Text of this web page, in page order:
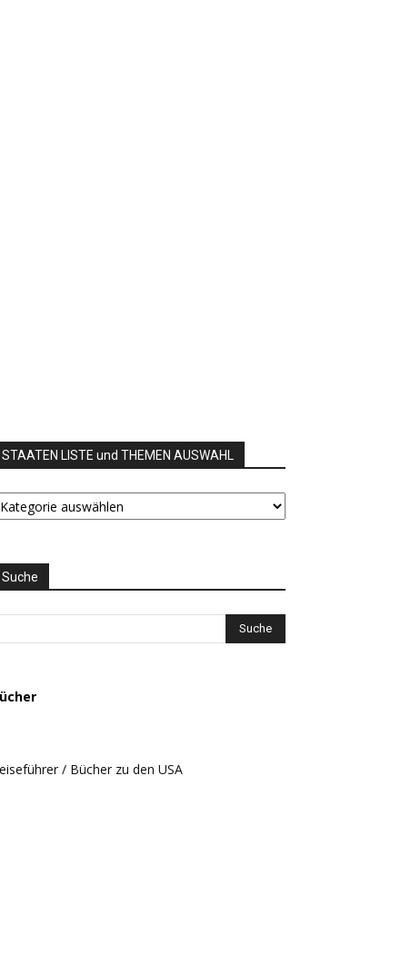
STAATEN LISTE und THEMEN AUSWAHL
Suche
/ Bücher zu den USA